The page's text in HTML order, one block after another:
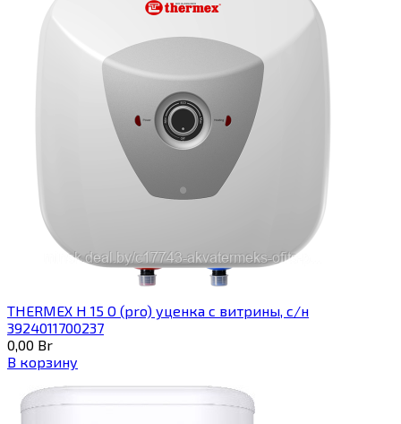
THERMEX H 15 O (pro) уценка с витрины, с/н
3924011700237
0,00 Br
В корзину